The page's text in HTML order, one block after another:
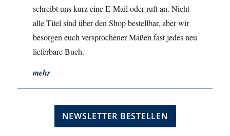
schreibt uns kurz eine E-Mail oder ruft an. Nicht
alle Titel sind über den Shop bestellbar, aber wir
besorgen euch versprochener Maßen fast jedes neu
lieferbare Buch.
mehr